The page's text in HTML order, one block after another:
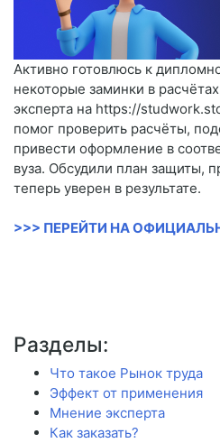
Активно готовлюсь к
некоторые заминки в
эксперта на https://
помог проверить расчёты,
привести оформление в
вуза. Обсудили план защиты,
теперь уверен в результате.
>>> ПЕРЕЙТИ НА
Разделы:
Что такое Рынок труда
Эффект от применения
Мнение эксперта
Как заказать?